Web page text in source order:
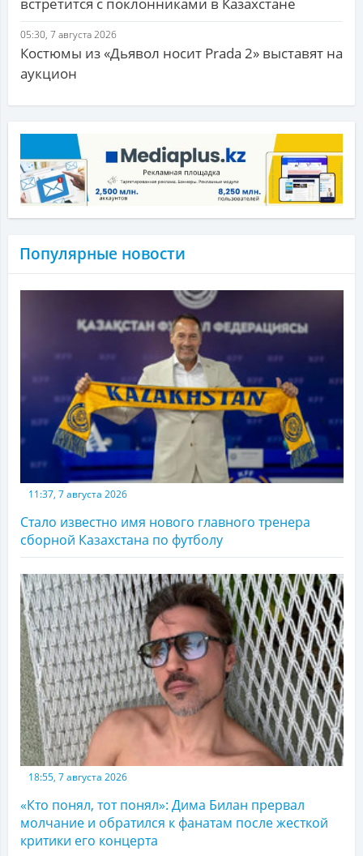
05:30, 7 августа 2026
Костюмы из «Дьявол носит Prada 2» выставят на
аукцион
Популярные новости
11:37, 7 августа 2026
Стало известно имя нового главного тренера
сборной Казахстана по футболу
18:55, 7 августа 2026
«Кто понял, тот понял»: Дима Билан прервал
молчание и обратился к фанатам после жесткой
критики его концерта